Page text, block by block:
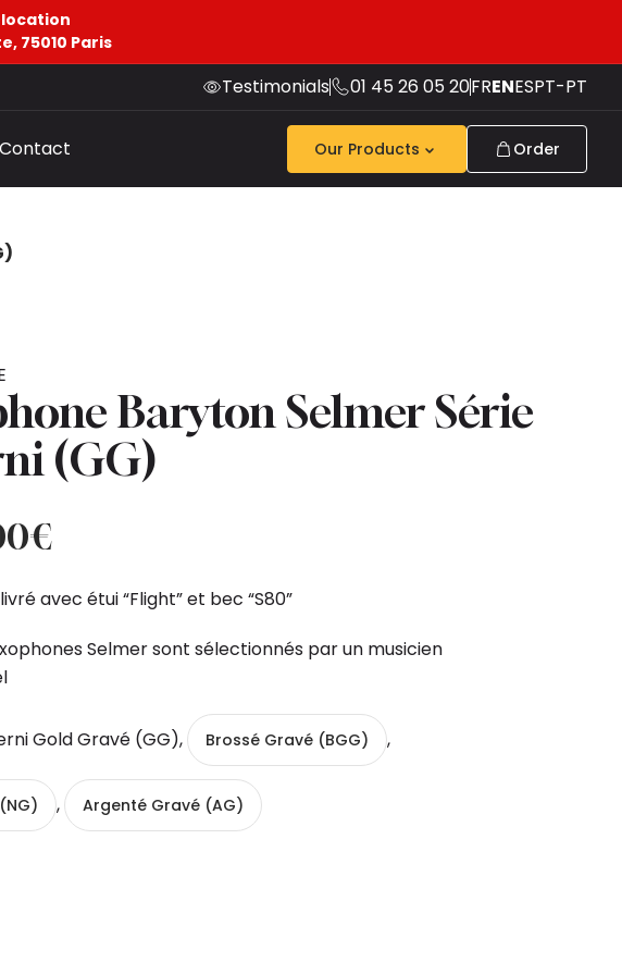
75010 Paris
Testimonials 01 45 26 05 20FRENESPT-PT
Contact Our Products Order
Baryton Selmer Série
(GG)
€
avec étui “Flight” et bec “S80”
Selmer sont sélectionnés par un musicien
Gold Gravé (GG), Brossé Gravé (BGG) ,
, Argenté Gravé (AG)